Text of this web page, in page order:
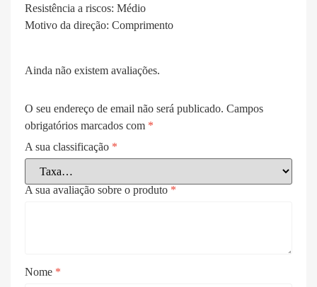
Resistência a riscos: Médio
Motivo da direção: Comprimento
Ainda não existem avaliações.
O seu endereço de email não será publicado. Campos
obrigatórios marcados com *
A sua classificação *
A sua avaliação sobre o produto *
Nome *